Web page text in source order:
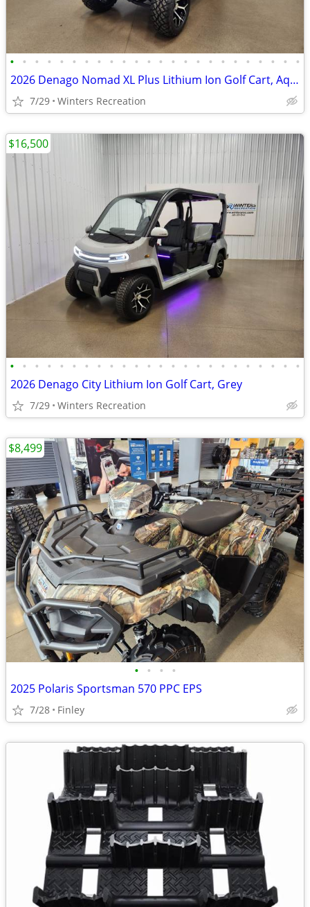
• • • • • • • • • • • • • • • • • • • • • • • •
2026 Denago Nomad XL Plus Lithium Ion Golf Cart, Aqua
7/29 Winters Recreation
• • • • • • • • • • • • • • • • • • • • • • • •
2026 Denago City Lithium Ion Golf Cart, Grey
7/29 Winters Recreation
$16,500
• • • •
2025 Polaris Sportsman 570 PPC EPS
7/28 Finley
$8,499